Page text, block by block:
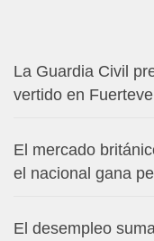
La Guardia Civil
vertido en
El mercado
el nacional gana
El desempleo